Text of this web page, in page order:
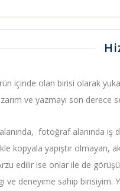
içinde olan birisi olarak
ve yazmayı son derece
fotoğraf alanında iş
kopyala yapıştır olmayan,
edilir ise onlar ile de
ve deneyime sahip birisiyim.